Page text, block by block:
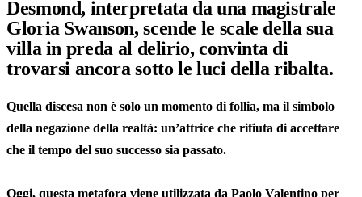
Desmond, interpretata da una magistrale
Gloria Swanson, scende le scale della sua
villa in preda al delirio, convinta di
trovarsi ancora sotto le luci della ribalta.
Quella discesa non è solo un momento di follia, ma il simbolo
della negazione della realtà: un’attrice che rifiuta di accettare
che il tempo del suo successo sia passato.
Oggi, questa metafora viene utilizzata da Paolo Valentino per